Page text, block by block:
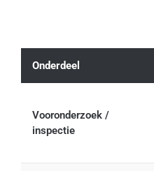
Onderdeel
Vooronderzoek /
inspectie